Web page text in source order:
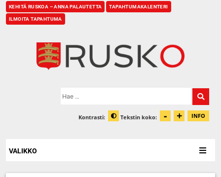
KEHITÄ RUSKOA – ANNA PALAUTETTA TAPAHTUMAKALENTERI
ILMOITA TAPAHTUMA
Hae:
Kontrasti: Muuta kontrastia
Tekstin koko: - + INFO
VALIKKO